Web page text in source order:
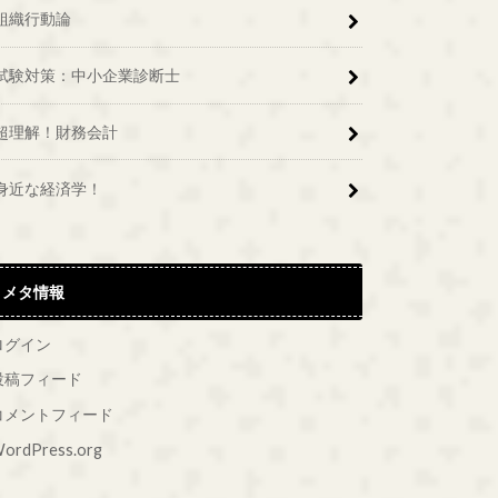
織行動論
験対策：中小企業診断士
理解！財務会計
近な経済学！
メタ情報
グイン
稿フィード
メントフィード